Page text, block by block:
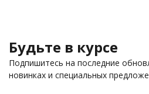
Будьте в курсе
Подпишитесь на последние
новинках и специальных